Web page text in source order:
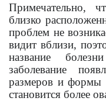
Примечательно,
близко
проблем не
видит вблизи,
название
заболевание
размеров и формы
становится более